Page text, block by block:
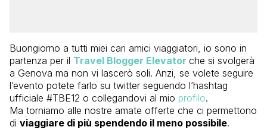
Buongiorno a tutti miei cari amici viaggiatori, io sono in
partenza per il Travel Blogger Elevator che si svolgerà
a Genova ma non vi lascerò soli. Anzi, se volete seguire
l’evento potete farlo su twitter seguendo l’hashtag
ufficiale #TBE12 o collegandovi al mio profilo.
Ma torniamo alle nostre amate offerte che ci permettono
di viaggiare di più spendendo il meno possibile.